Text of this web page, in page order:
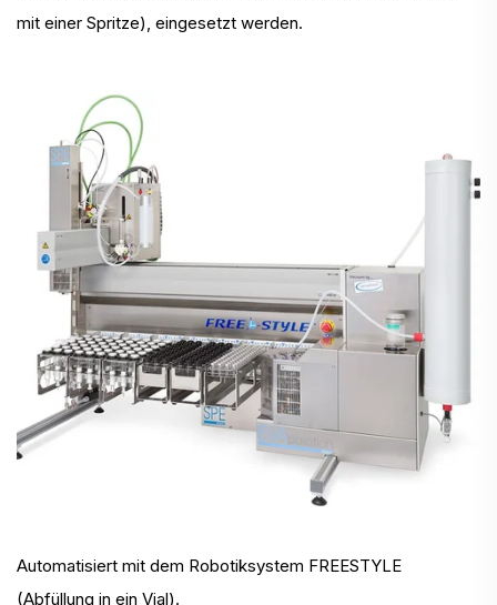
mit einer Spritze), eingesetzt werden.
Automatisiert mit dem Robotiksystem FREESTYLE
(Abfüllung in ein Vial).